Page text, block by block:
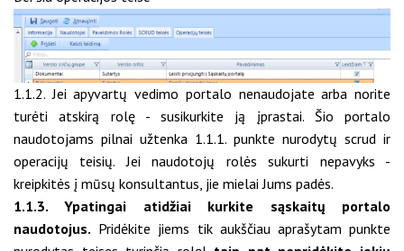
1.1.2. Jei apyvartų vedimo portalo nenaudojate arba norite
turėti atskirą rolę - susikurkite ją įprastai. Šio portalo
naudotojams pilnai užtenka 1.1.1. punkte nurodytų scrud ir
operacijų teisių. Jei naudotojų rolės sukurti nepavyks -
kreipkitės į mūsų konsultantus, jie mielai Jums padės.
1.1.3. Ypatingai atidžiai kurkite sąskaitų portalo
naudotojus. Pridėkite jiems tik aukščiau aprašytam punkte